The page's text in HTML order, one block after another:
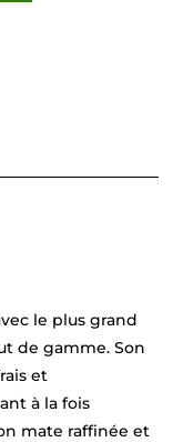
le plus grand
de gamme. Son
et
à la fois
mate raffinée et